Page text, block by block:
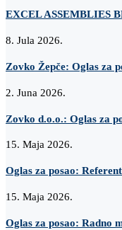
EXCEL ASSEMBLIES
8. Jula 2026.
Zovko Žepče: Oglas za
2. Juna 2026.
Zovko d.o.o.: Oglas za
15. Maja 2026.
Oglas za posao:
15. Maja 2026.
Oglas za posao: Radno